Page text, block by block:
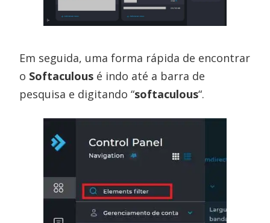
Em seguida, uma forma rápida de encontrar
o Softaculous é indo até a barra de
pesquisa e digitando “softaculous“.